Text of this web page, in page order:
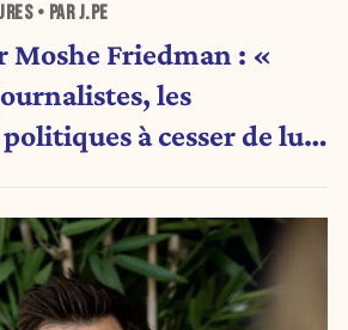
• PAR J.PE
Moshe Friedman : «
les
à cesser de lui